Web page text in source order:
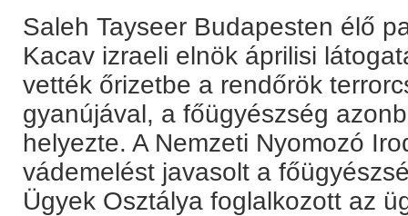
Saleh Tayseer Budapesten élő
Kacav izraeli elnök áprilisi
vették őrizetbe a rendőrök
gyanújával, a főügyészség
helyezte. A Nemzeti Nyomozó
vádemelést javasolt a
Ügyek Osztálya foglalkozott az